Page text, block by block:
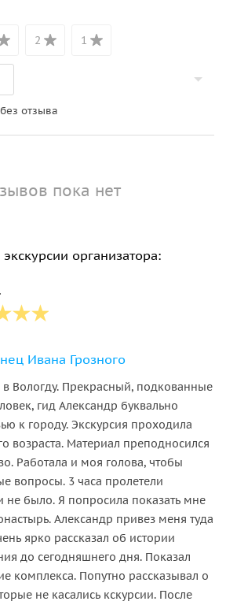
2 1
отзыва
пока нет
организатора:
Ивана Грозного
Вологду. Прекрасный, подкованные
гид Александр буквально
к городу. Экскурсия проходила
возраста. Материал преподносился
Работала и моя голова, чтобы
вопросы. 3 часа пролетели
не было. Я попросила показать мне
Александр привез меня туда
ярко рассказал об истории
до сегодняшнего дня. Показал
комплекса. Попутно рассказывал о
не касались кскурсии. После